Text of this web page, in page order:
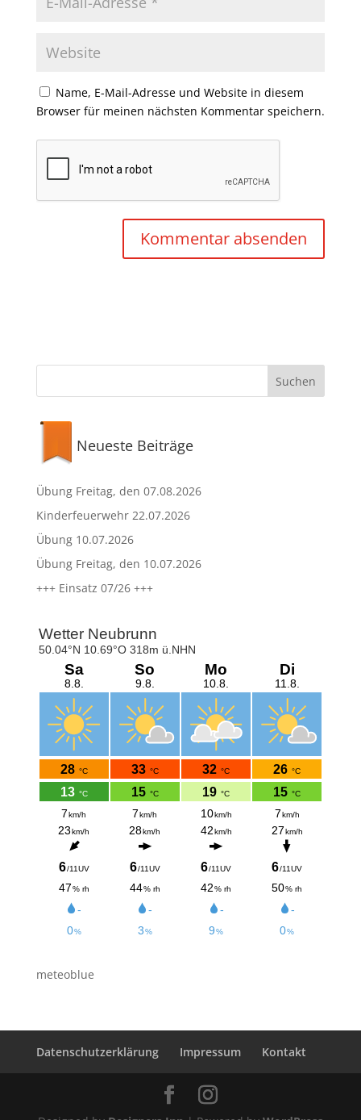
Name, E-Mail-Adresse und Website in diesem
Browser für meinen nächsten Kommentar speichern.
Neueste Beiträge
Übung Freitag, den 07.08.2026
Kinderfeuerwehr 22.07.2026
Übung 10.07.2026
Übung Freitag, den 10.07.2026
+++ Einsatz 07/26 +++
meteoblue
Datenschutzerklärung Impressum Kontakt